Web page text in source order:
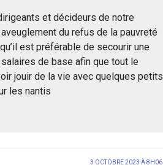
et décideurs de notre
du refus de la pauvreté
est préférable de secourir une
de base afin que tout le
jouir de la vie avec quelques petits
les nantis
3 OCTOBRE 2023 À 8H06